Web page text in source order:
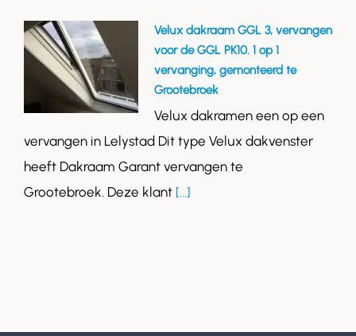
Velux dakraam GGL 3, vervangen
voor de GGL PK10. 1 op 1
vervanging, gemonteerd te
Grootebroek
Velux dakramen een op een
vervangen in Lelystad Dit type Velux dakvenster
heeft Dakraam Garant vervangen te
Grootebroek. Deze klant [...]